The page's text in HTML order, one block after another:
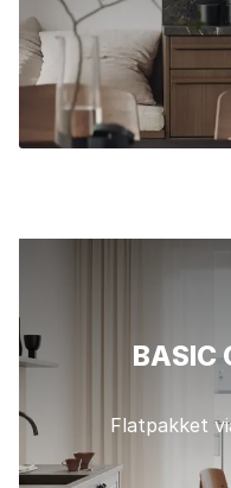
BASIC
Flatpakket